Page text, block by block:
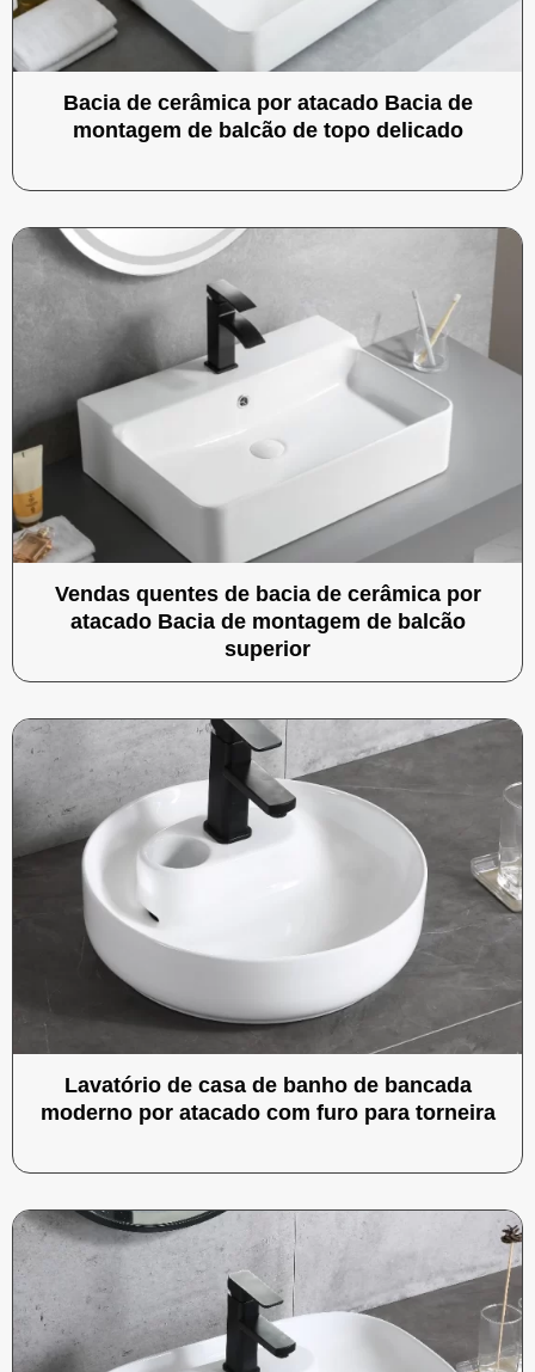
Bacia de cerâmica por atacado Bacia de
montagem de balcão de topo delicado
Vendas quentes de bacia de cerâmica por
atacado Bacia de montagem de balcão
superior
Lavatório de casa de banho de bancada
moderno por atacado com furo para torneira